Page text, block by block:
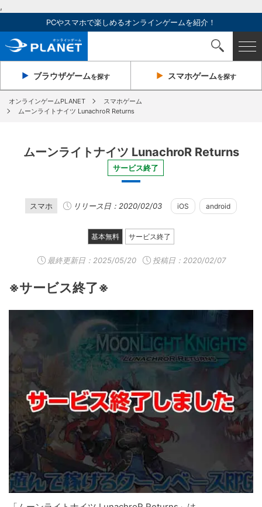
,
PCやスマホで楽しめるオンラインゲームを紹介！
ブラウザゲームを探す スマホゲームを探す
オンラインゲームPLANET
スマホゲーム
ムーンライトナイツ LunachroR Returns
ムーンライトナイツ LunachroR Returns
サービス終了
スマホ リリース日：2020/02/03 iOS android
基本無料 サービス終了
最終更新日： 2025/05/20 投稿日：2020/02/07
※サービス終了※